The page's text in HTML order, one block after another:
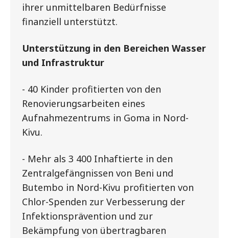
ihrer unmittelbaren Bedürfnisse
finanziell unterstützt.
Unterstützung in den Bereichen Wasser
und Infrastruktur
- 40 Kinder profitierten von den
Renovierungsarbeiten eines
Aufnahmezentrums in Goma in Nord-
Kivu.
- Mehr als 3 400 Inhaftierte in den
Zentralgefängnissen von Beni und
Butembo in Nord-Kivu profitierten von
Chlor-Spenden zur Verbesserung der
Infektionsprävention und zur
Bekämpfung von übertragbaren